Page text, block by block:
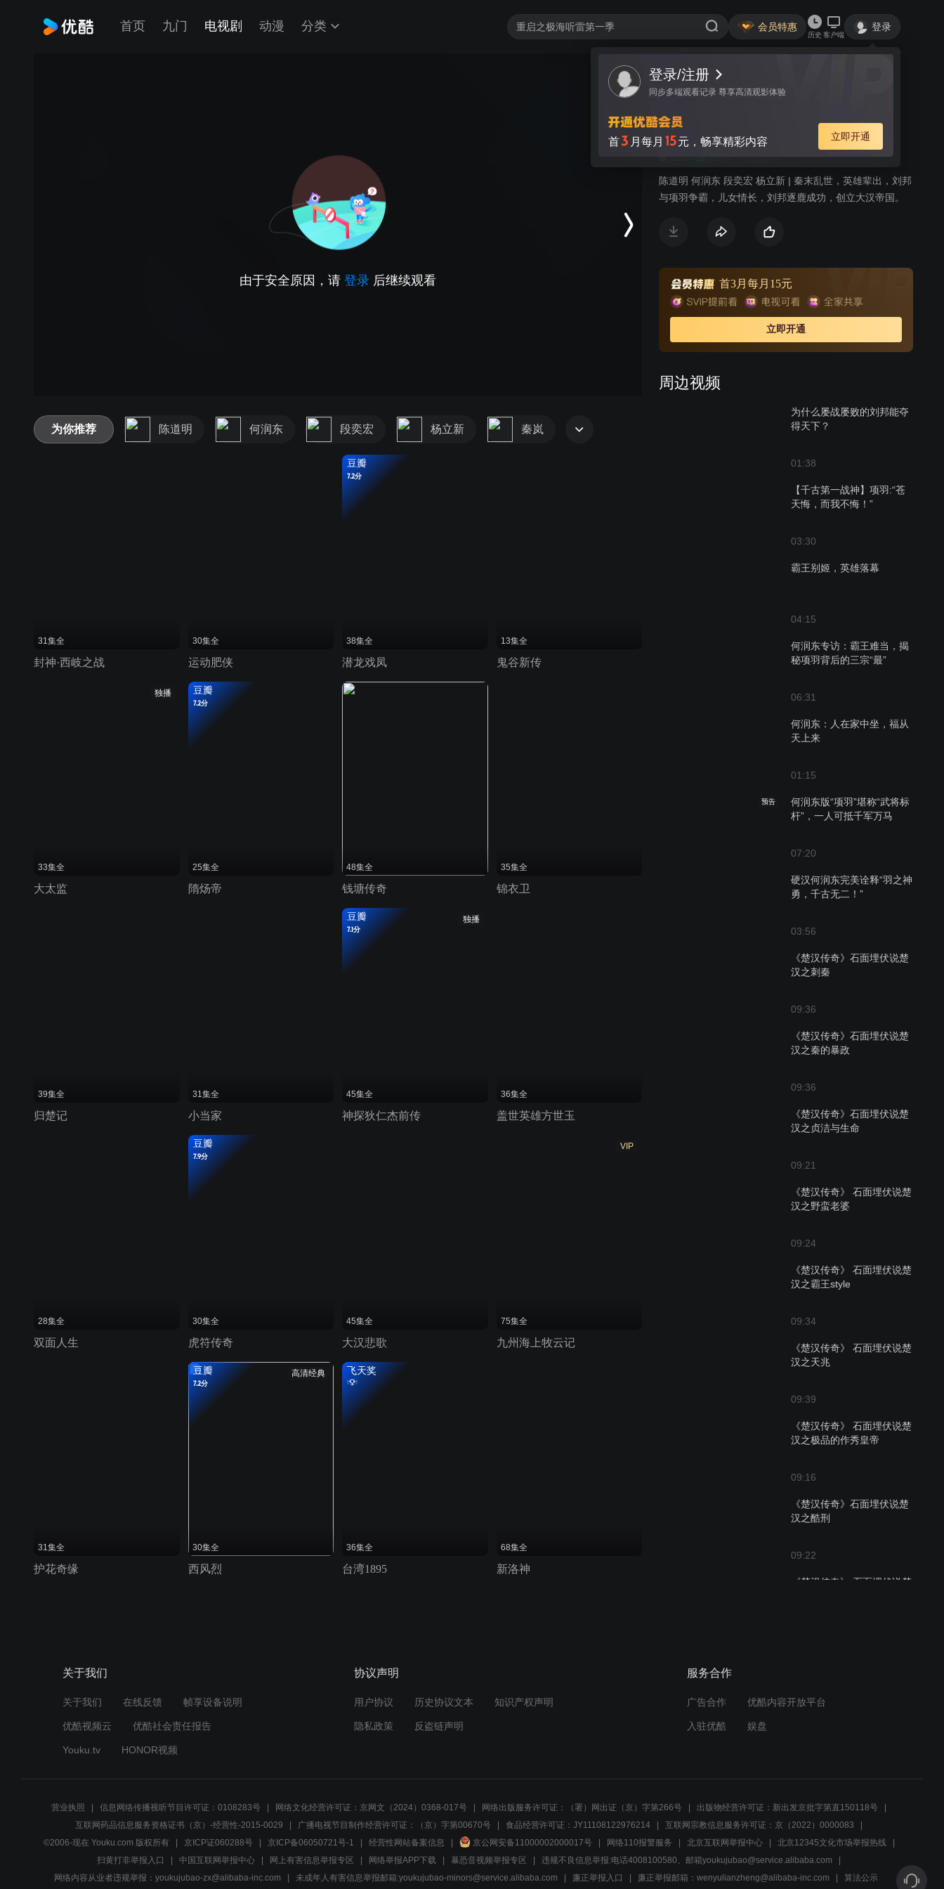
首页 九门 电视剧 动漫 分类 会员特惠
历史 客户端
登录
登录/注册
同步多端观看记录 尊享高清观影体验
首3 月每月 15元，畅享精彩内容 立即开通
由于安全原因，请 登录 后继续观看
视频 讨论
楚汉传奇
7.6分 男性传奇
陈道明 何润东 段奕宏 杨立新 | 秦末乱世，英雄辈出，刘邦
与项羽争霸，儿女情长，刘邦逐鹿成功，创立大汉帝国。
首3月每月15元
立即开通
周边视频
为什么屡战屡败的刘邦能夺
得天下？
01:38
【千古第一战神】项羽:“苍
天悔，而我不悔！”
03:30
霸王别姬，英雄落幕
04:15
何润东专访：霸王难当，揭
秘项羽背后的三宗“最”
06:31
何润东：人在家中坐，福从
天上来
01:15
预告
何润东版“项羽”堪称“武将标
杆”，一人可抵千军万马
07:20
硬汉何润东完美诠释“羽之神
勇，千古无二！”
03:56
《楚汉传奇》石面埋伏说楚
汉之刺秦
09:36
《楚汉传奇》石面埋伏说楚
汉之秦的暴政
09:36
《楚汉传奇》石面埋伏说楚
汉之贞洁与生命
09:21
《楚汉传奇》 石面埋伏说楚
汉之野蛮老婆
09:24
《楚汉传奇》 石面埋伏说楚
汉之霸王style
09:34
《楚汉传奇》 石面埋伏说楚
汉之天兆
09:39
《楚汉传奇》 石面埋伏说楚
汉之极品的作秀皇帝
09:16
《楚汉传奇》石面埋伏说楚
汉之酷刑
09:22
《楚汉传奇》 石面埋伏说楚
《楚汉传奇》刘邦为何叫刘
季？
为你推荐 陈道明 何润东 段奕宏 杨立新 秦岚
31集全
封神·西岐之战
30集全
运动肥侠
豆瓣
7.2分
38集全
潜龙戏凤
13集全
鬼谷新传
独播
33集全
大太监
豆瓣
7.2分
25集全
隋炀帝
48集全
钱塘传奇
35集全
锦衣卫
39集全
归楚记
31集全
小当家
独播
豆瓣
7.1分
45集全
神探狄仁杰前传
36集全
盖世英雄方世玉
28集全
双面人生
豆瓣
7.9分
30集全
虎符传奇
45集全
大汉悲歌
VIP
75集全
九州海上牧云记
31集全
护花奇缘
高清经典
豆瓣
7.2分
30集全
西风烈
飞天奖
36集全
台湾1895
68集全
新洛神
关于我们
关于我们 在线反馈 帧享设备说明
优酷视频云 优酷社会责任报告
Youku.tv HONOR视频
协议声明
用户协议 历史协议文本 知识产权声明
隐私政策 反盗链声明
服务合作
广告合作 优酷内容开放平台
入驻优酷 娱盘
营业执照 信息网络传播视听节目许可证：0108283号 网络文化经营许可证：京网文（2024）0368-017号 网络出版服务许可证：（署）网出证（京）字第266号
出版物经营许可证：新出发京批字第直150118号
互联网药品信息服务资格证书（京）-经营性-2015-0029
广播电视节目制作经营许可证：（京）字第00670号 食品经营许可证：JY11108122976214
互联网宗教信息服务许可证：京（2022）0000083
©2006-现在 Youku.com 版权所有
京ICP证060288号 京ICP备06050721号-1 经营性网站备案信息 京公网安备11000002000017号 网络110报警服务 北京互联网举报中心
北京12345文化市场举报热线
扫黄打非举报入口
中国互联网举报中心 网上有害信息举报专区 网络举报APP下载 暴恐音视频举报专区
违规不良信息举报:电话4008100580、邮箱youkujubao@service.alibaba.com
网络内容从业者违规举报：youkujubao-zx@alibaba-inc.com
未成年人有害信息举报邮箱:youkujubao-minors@service.alibaba.com 廉正举报入口 廉正举报邮箱：wenyulianzheng@alibaba-inc.com 算法公示